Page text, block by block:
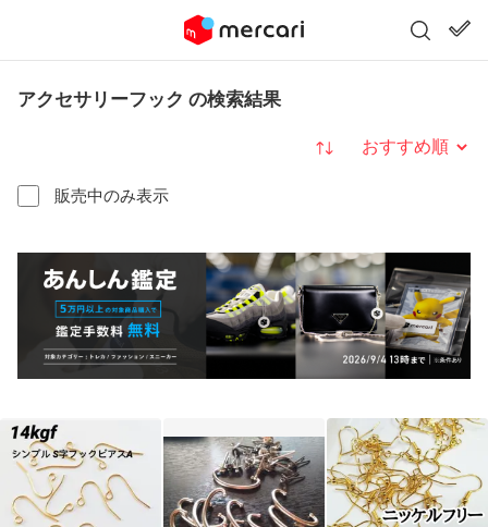
アクセサリーフック の検索結果
販売中のみ表示
並び替え